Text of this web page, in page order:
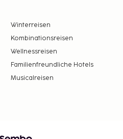
Winterreisen
Kombinationsreisen
Wellnessreisen
Familienfreundliche Hotels
Musicalreisen